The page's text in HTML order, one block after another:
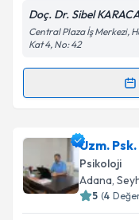
Kişisel
Metni
kapsamda
Doç. Dr. Sibel
Central Plaza İş Merkezi,
Kat 4, No: 42
Randevu
Doç. Dr. Sibel
oluşturun. Size
takvim
Uzm.
Psikoloji
Adana,
5 (4